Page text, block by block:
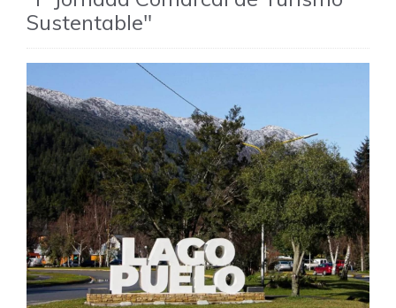
Sustentable"